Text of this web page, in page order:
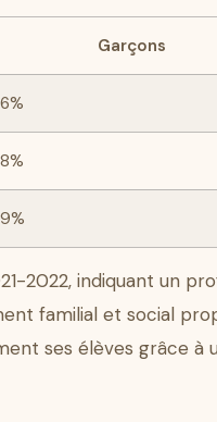
Garçons
2022, indiquant un
familial et social
ses élèves grâce à